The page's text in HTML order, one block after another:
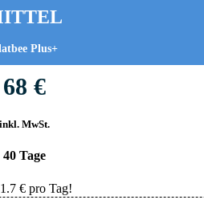
Plus+
68 €
inkl. MwSt.
40 Tage
1.7€ pro Tag!